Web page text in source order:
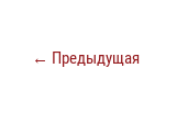
← Предыдущая